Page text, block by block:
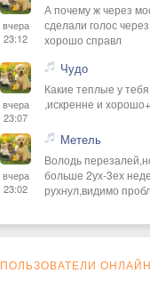
вчера
23:12
А почему ж через
сделали голос
хорошо справл
вчера
23:07
Чудо
Какие теплые у
,искренне и
вчера
23:02
Метель
Володь
больше 2ух-3ех
рухнул,видимо
ПОЛЬЗОВАТЕЛИ ОНЛАЙН